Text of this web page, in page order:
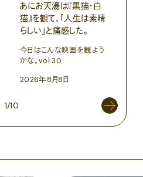
あにお天湯は『黒猫・白
猫』を観て、「人生は素晴
らしい」と痛感した。
今日はこんな映画を観よう
かな。vol.30
2026年8月8日
1/10